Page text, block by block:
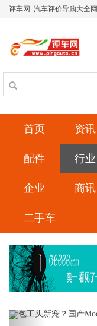
评车网_汽车评价导购大全网
首页 资讯
配件 行业
企业 商讯
二手车
Previous